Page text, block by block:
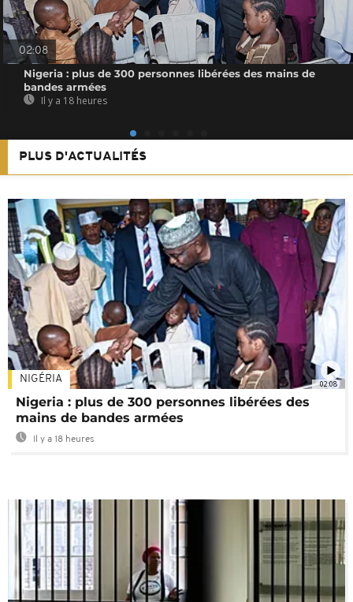
02:08
Nigeria : plus de 300 personnes libérées des mains de
bandes armées
Il y a 18 heures
PLUS D'ACTUALITÉS
02:08
NIGÉRIA
Nigeria : plus de 300 personnes libérées des
mains de bandes armées
Il y a 18 heures